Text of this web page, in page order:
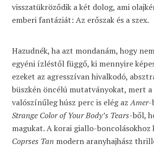
visszatükröződik a két dolog, ami
emberi fantáziát: Az erőszak és a szex.
Hazudnék, ha azt mondanám, hogy
egyéni ízléstől függő, ki mennyire
ezeket az agresszívan hivalkodó,
büszkén öncélú mutatványokat, mert
valószínűleg húsz perc is elég azAmer-
Strange Color of Your Body’s Tears-ből,
magukat. A korai giallo-boncolásokhoz
Coprses Tan modern aranyhajhász